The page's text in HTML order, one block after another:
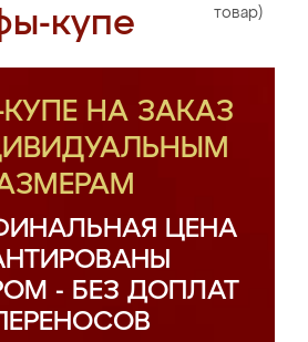
купе
товар)
НА ЗАКАЗ
ЦЕНА
- БЕЗ ДОПЛАТ